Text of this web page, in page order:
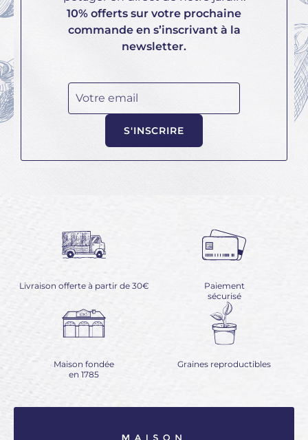
10% offerts sur votre prochaine
commande en s’inscrivant à la
newsletter.
S'INSCRIRE
Livraison offerte à partir de 30€
Paiement
sécurisé
Maison fondée
en 1785
Graines reproductibles